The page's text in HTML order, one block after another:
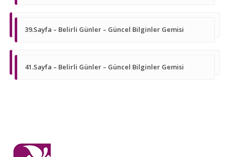
39.Sayfa – Belirli Günler – Güncel Bilginler Gemisi
41.Sayfa – Belirli Günler – Güncel Bilginler Gemisi